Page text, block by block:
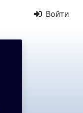
Войти